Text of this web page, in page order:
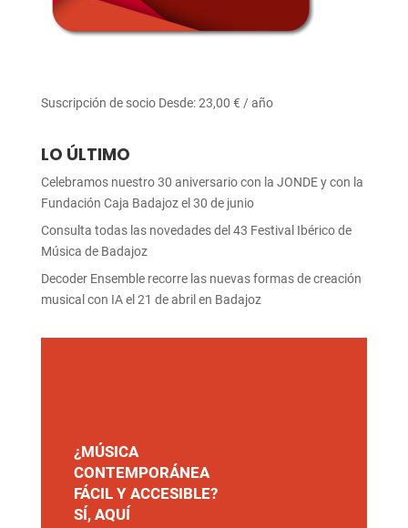
Suscripción de socio Desde:23,00 € / año
LO ÚLTIMO
Celebramos nuestro 30 aniversario con la JONDE y con la
Fundación Caja Badajoz el 30 de junio
Consulta todas las novedades del 43 Festival Ibérico de
Música de Badajoz
Decoder Ensemble recorre las nuevas formas de creación
musical con IA el 21 de abril en Badajoz
¿MÚSICA
CONTEMPORÁNEA
FÁCIL Y ACCESIBLE?
SÍ, AQUÍ